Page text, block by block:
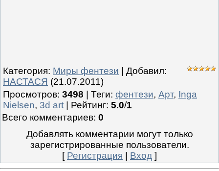
Категория: Миры фентези Добавил:
НАСТАСЯ (21.07.2011)
Просмотров: 3498 Теги: фентези, Арт, Inga
Nielsen, 3d art Рейтинг: 5.0/1
Всего комментариев: 0
Добавлять комментарии могут только
зарегистрированные пользователи.
[ Регистрация Вход ]